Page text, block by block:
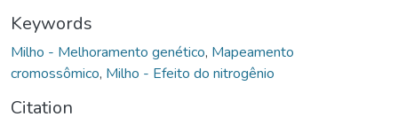
Keywords
Milho - Melhoramento genético, Mapeamento
cromossômico, Milho - Efeito do nitrogênio
Citation